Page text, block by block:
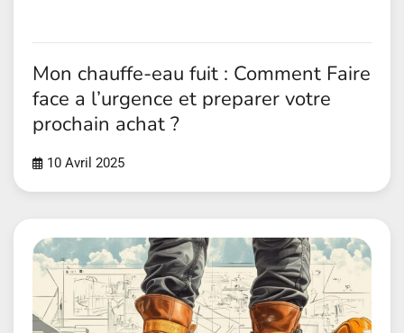
Mon chauffe-eau fuit : Comment Faire
face a l’urgence et preparer votre
prochain achat ?
10 Avril 2025